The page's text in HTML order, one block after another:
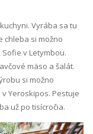
Vyrába sa tu
chleba si možno
v Letymbou.
mäso a šalát.
si možno
Yeroskipos. Pestuje
už po tisícročia.